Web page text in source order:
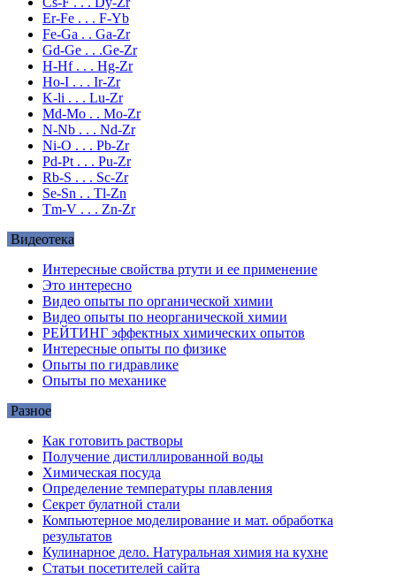
Er-Fe . . . F-Yb
Fe-Ga . . Ga-Zr
Gd-Ge . . .Ge-Zr
H-Hf . . . Hg-Zr
Ho-I . . . Ir-Zr
K-li . . . Lu-Zr
Md-Mo . . Mo-Zr
N-Nb . . . Nd-Zr
Ni-O . . . Pb-Zr
Pd-Pt . . . Pu-Zr
Rb-S . . . Sc-Zr
Se-Sn . . Tl-Zn
Tm-V . . . Zn-Zr
Видеотека
Интересные свойства ртути и ее применение
Это интересно
Видео опыты по органической химии
Видео опыты по неорганической химии
РЕЙТИНГ эффектных химических опытов
Интересные опыты по физике
Опыты по гидравлике
Опыты по механике
Разное
Как готовить растворы
Получение дистиллированной воды
Химическая посуда
Определение температуры плавления
Секрет булатной стали
Компьютерное моделирование и мат. обработка
результатов
Кулинарное дело. Натуральная химия на кухне
Статьи посетителей сайта